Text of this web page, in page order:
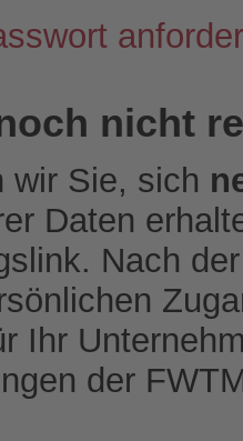
nicht
wir Sie, sich
Daten
Nach
Ihr
der